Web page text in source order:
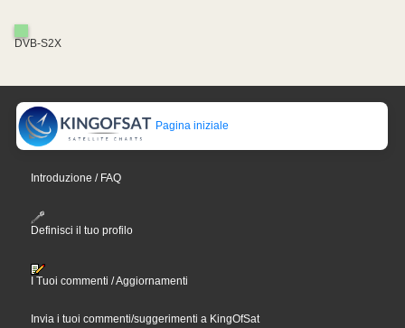
DVB-S2X
Pagina iniziale
Introduzione / FAQ
Definisci il tuo profilo
I Tuoi commenti / Aggiornamenti
Invia i tuoi commenti/suggerimenti a KingOfSat